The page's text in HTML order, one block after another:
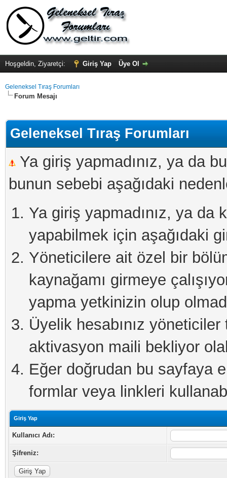
Hoşgeldin, Ziyaretçi: Giriş Yap Üye Ol
Geleneksel Tıraş Forumları
Forum Mesajı
Geleneksel Tıraş Forumları
Ya giriş yapmadınız, ya da
bunun sebebi aşağıdaki
Ya giriş yapmadınız, ya da
yapabilmek için aşağıdaki
Yöneticilere ait özel bir
kaynağamı girmeye
yapma yetkinizin olup
Üyelik hesabınız
aktivasyon maili bekliyor
Eğer doğrudan bu sayfaya
formlar veya linkleri
Giriş Yap
Kullanıcı Adı:
Şifreniz: